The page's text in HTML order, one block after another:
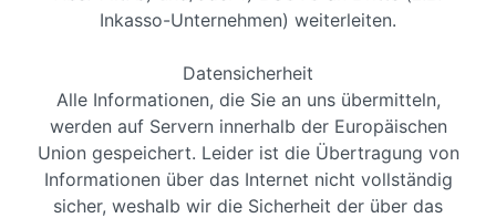
Inkasso-Unternehmen) weiterleiten.
Datensicherheit
Alle Informationen, die Sie an uns übermitteln,
werden auf Servern innerhalb der Europäischen
Union gespeichert. Leider ist die Übertragung von
Informationen über das Internet nicht vollständig
sicher, weshalb wir die Sicherheit der über das